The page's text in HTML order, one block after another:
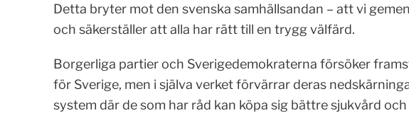
Detta bryter mot den svenska samhällsandan – att vi
och säkerställer att alla har rätt till en trygg välfärd.
Borgerliga partier och Sverigedemokraterna försöker
för Sverige, men i själva verket förvärrar deras
system där de som har råd kan köpa sig bättre sjukvård